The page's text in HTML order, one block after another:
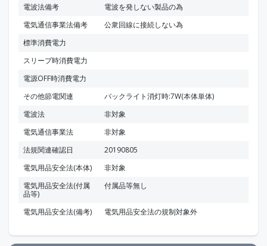
電波法備考
電波を発しない製品の為
電気通信事業法備考
公衆回線に接続しない為
標準消費電力
スリープ時消費電力
電源OFF時消費電力
その他節電関連
バックライト消灯時:7W(本体単体)
電波法
非対象
電気通信事業法
非対象
法規関連確認日
20190805
電気用品安全法(本体)
非対象
電気用品安全法(付属
品等)
付属品等無し
電気用品安全法(備考) 電気用品安全法の規制対象外